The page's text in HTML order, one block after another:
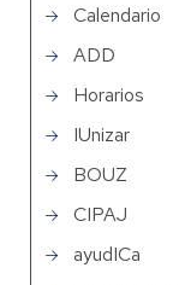
Calendario
ADD
Horarios
IUnizar
BOUZ
CIPAJ
ayudICa